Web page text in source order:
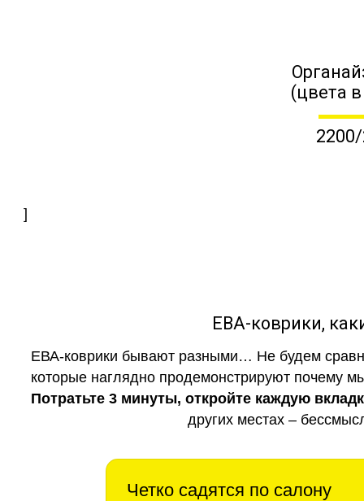
(цвета
]
ЕВА-коврики,
ЕВА-коврики бывают разными… Не будем
которые наглядно продемонстрируют почему
Потратьте 3 минуты, откройте каждую
других местах –
Четко садятся по салону